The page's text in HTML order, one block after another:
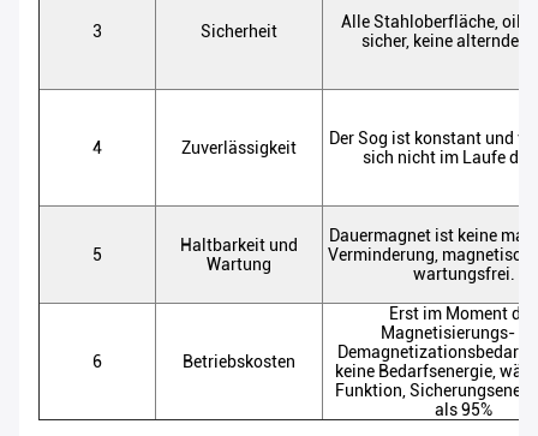
3 Sicherheit
Alle Stahloberfläche,
sicher, keine alternde
4 Zuverlässigkeit
Der Sog ist konstant und
sich nicht im Laufe der
5
Haltbarkeit und
Wartung
Dauermagnet ist keine
Verminderung,
wartungsfrei.
6 Betriebskosten
Erst im Moment des
Magnetisierungs-
keine Bedarfsenergie,
Funktion,
als 95%